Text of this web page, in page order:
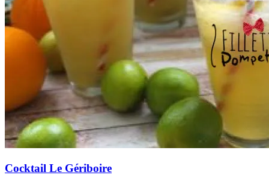
Cocktail Le Gériboire